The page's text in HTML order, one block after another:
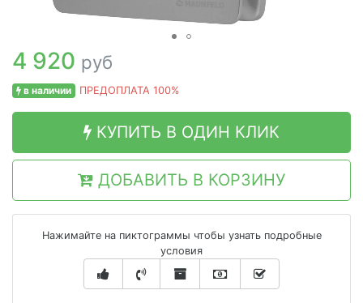
4 920 руб
в наличии ПРЕДОПЛАТА 100%
КУПИТЬ В ОДИН КЛИК
ДОБАВИТЬ В КОРЗИНУ
Нажимайте на пиктограммы чтобы узнать подробные
условия